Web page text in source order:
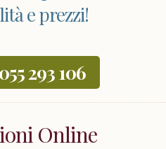
e prezzi!
293 106
Online